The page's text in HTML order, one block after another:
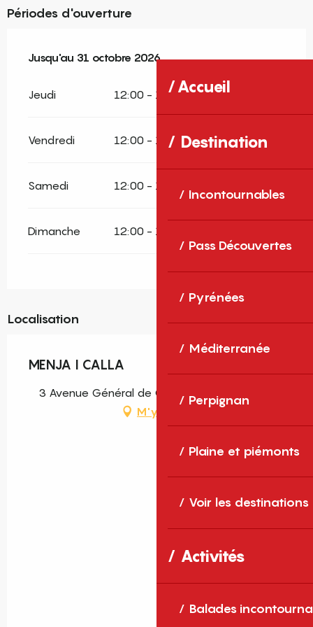
Accueil
Destination
Incontournables
Pass Découvertes
Pyrénées
Méditerranée
Perpignan
Plaine et piémonts
Voir les destinations
Activités
Balades
Périodes d'ouverture
Du1 mai 2026au31 octobre 2026
Jusqu'au 31 octobre 2026
Jeudi 12:00 - 13:30 19:00 - 21:00
Vendredi 12:00 - 13:30 19:00 - 21:00
Samedi 12:00 - 13:30
Dimanche 12:00 - 13:30
Localisation
MENJA I CALLA
3 Avenue Général de Gaulle, 66290 Cerbère
M'y rendre